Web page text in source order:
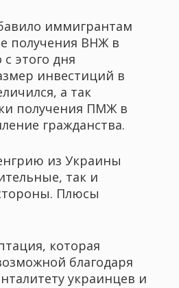
иммигрантам
получения ВНЖ в
этого дня
инвестиций в
а так
получения ПМЖ в
гражданства.
из Украины
так и
Плюсы
которая
благодаря
украинцев и